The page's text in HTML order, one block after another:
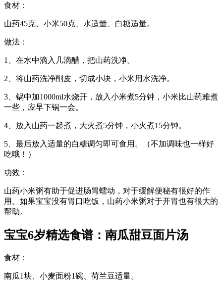
食材：
山药45克、小米50克、水适量、白糖适量。
做法：
1、在水中滴入几滴醋，把山药洗净。
2、将山药洗净削皮，切成小块，小米用水洗净。
3、锅中加1000ml水烧开，放入小米煮5分钟，小米比山药难煮
一些，应早下锅一会。
4、放入山药一起煮，大火煮5分钟，小火煮15分钟。
5、最后放入适量的白糖调匀即可食用。（不加调味也一样好
吃哦！）
功效：
山药小米粥有助于促进肠胃蠕动，对于缓解便秘有很好的作
用。如果宝宝没有胃口吃饭，山药小米粥对于开胃也有很大的
帮助。
宝宝6岁精选食谱：南瓜甜豆面片汤
食材：
南瓜1块、小麦面粉1碗、荷兰豆适量。